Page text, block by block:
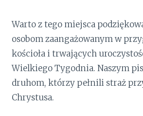
Warto z tego miejsca
osobom zaangażowanym w
kościoła i trwających
Wielkiego Tygodnia. Naszym
druhom, którzy pełnili straż
Chrystusa.